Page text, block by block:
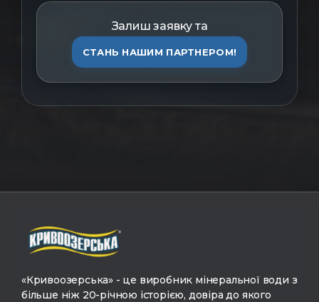
Залиш заявку та
СТАНЬ НАШИМ ПАРТНЕРОМ!
«Кривоозерська» - це виробник мінеральної води з
більше ніж 20-річною історією, довіра до якого